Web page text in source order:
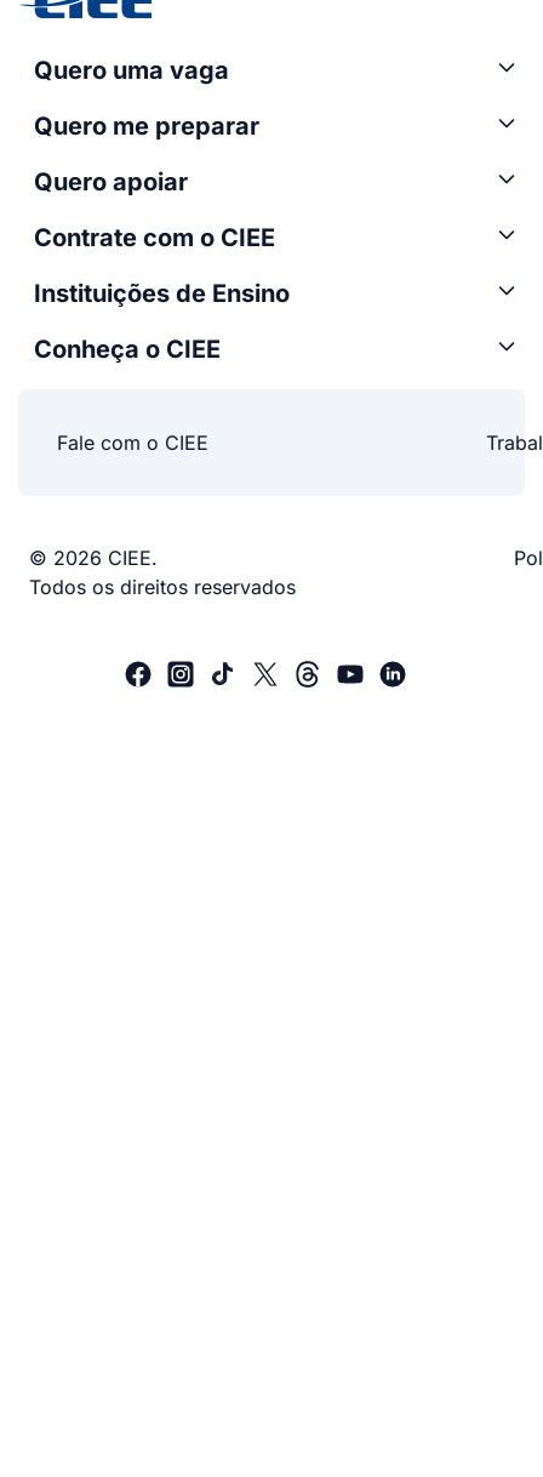
Quero uma vaga
Quero me preparar
Quero apoiar
Contrate com o CIEE
Instituições de Ensino
Conheça o CIEE
Fale com o CIEE
© 2026 CIEE.
Todos os direitos reservados